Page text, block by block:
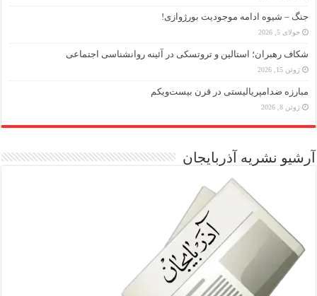
جنگ – شیوه ادامه موجودیت بورژوازی!
جولای 5, 2026
شکاف رهبران؛ استالین و تروتسکی در آئینه روانشناسی اجتماعی
ژوئن 15, 2026
مبارزه ضد‌امپریالیستی در قرن بیست‌ویکم
ژوئن 8, 2026
آرشیو نشریه آذربایجان